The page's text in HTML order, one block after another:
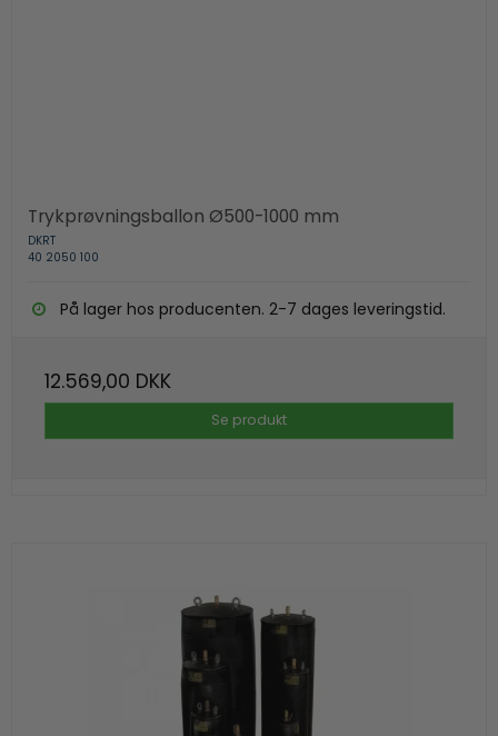
Trykprøvningsballon Ø500-1000 mm
DKRT
40 2050 100
På lager hos producenten. 2-7 dages leveringstid.
12.569,00 DKK
Se produkt